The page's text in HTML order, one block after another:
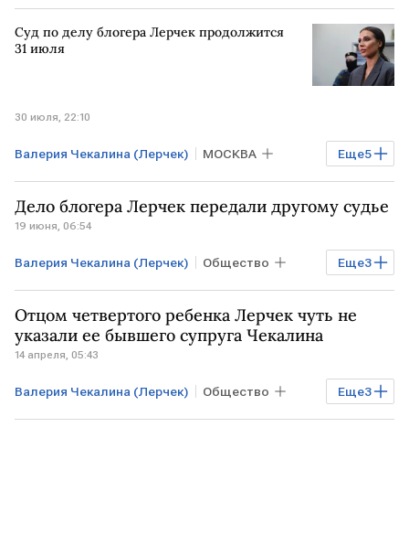
Суд по делу блогера Лерчек продолжится
31 июля
30 июля, 22:10
Еще5
Валерия Чекалина (Лерчек) МОСКВА
САНКТ-ПЕТЕРБУРГ ОАЭ Финансы
РОССИЯ Банки
Дело блогера Лерчек передали другому судье
19 июня, 06:54
Еще3
Валерия Чекалина (Лерчек) Общество
РОССИЯ МОСКВА ОАЭ
Отцом четвертого ребенка Лерчек чуть не
указали ее бывшего супруга Чекалина
14 апреля, 05:43
Еще3
Валерия Чекалина (Лерчек) Общество
Бизнес РОССИЯ ОАЭ